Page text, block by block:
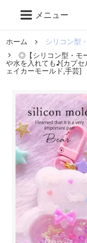
メニュー
ホーム シリコン型
◎【シリコン型・モ
や水を入れても♪[カプセ
ェイカーモールド,手芸]